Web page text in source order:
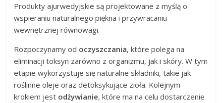
Produkty ajurwedyjskie są projektowane z myślą o
wspieraniu naturalnego piękna i przywracaniu
wewnętrznej równowagi.
Rozpoczynamy od oczyszczania, które polega na
eliminacji toksyn zarówno z organizmu, jak i skóry. W tym
etapie wykorzystuje się naturalne składniki, takie jak
roślinne oleje oraz detoksykujące zioła. Kolejnym
krokiem jest odżywianie, które ma na celu dostarczenie